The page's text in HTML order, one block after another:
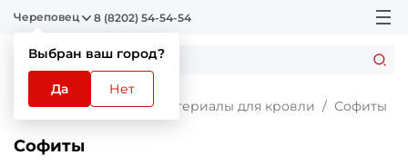
Череповец
Выбран ваш город?
Да Нет
8 (8202) 54-54-54
Главная Каталог Материалы для кровли Софиты
Софиты